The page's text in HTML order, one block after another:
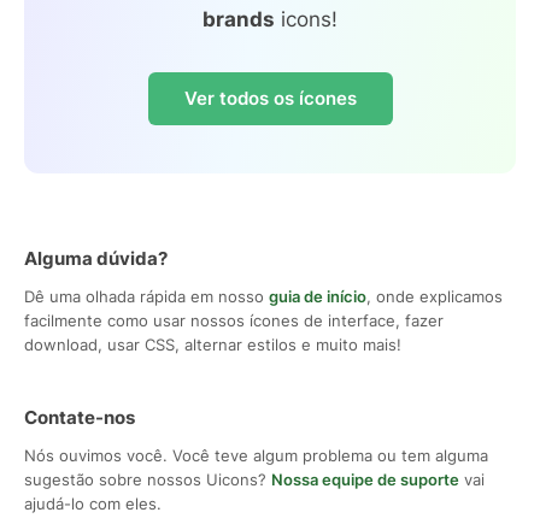
brands icons!
Ver todos os ícones
Alguma dúvida?
Dê uma olhada rápida em nosso guia de início, onde explicamos
facilmente como usar nossos ícones de interface, fazer
download, usar CSS, alternar estilos e muito mais!
Contate-nos
Nós ouvimos você. Você teve algum problema ou tem alguma
sugestão sobre nossos Uicons? Nossa equipe de suporte vai
ajudá-lo com eles.